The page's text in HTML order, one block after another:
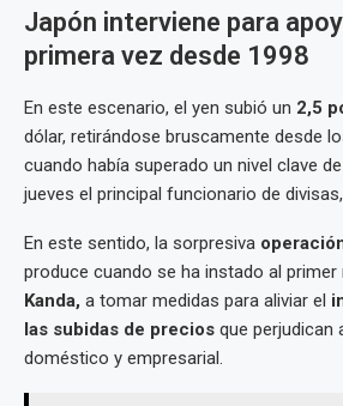
Japón interviene para
primera vez desde 1998
En este escenario, el yen subió un 2,5
dólar, retirándose bruscamente desde
cuando había superado un nivel clave
jueves el principal funcionario de
En este sentido, la sorpresiva
produce cuando se ha instado al primer
Kanda, a tomar medidas para aliviar el
las subidas de precios que perjudican
doméstico y empresarial.